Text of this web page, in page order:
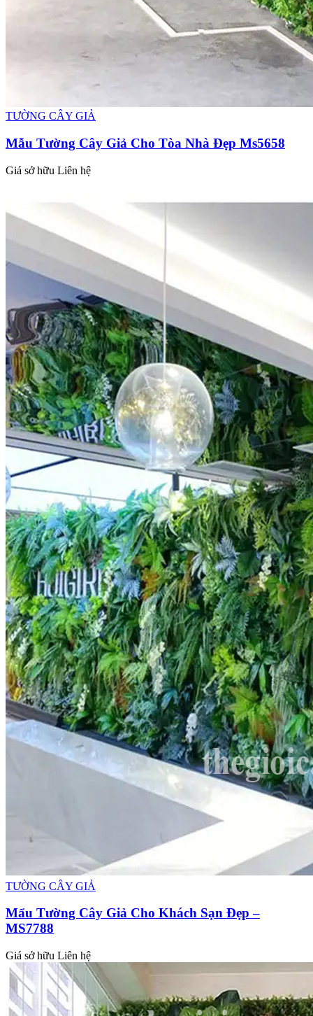
TƯỜNG CÂY GIẢ
Mẫu Tường Cây Giả Cho Tòa Nhà Đẹp Ms5658
Giá sở hữu Liên hệ
TƯỜNG CÂY GIẢ
Mẩu Tường Cây Giả Cho Khách Sạn Đẹp –
MS7788
Giá sở hữu Liên hệ